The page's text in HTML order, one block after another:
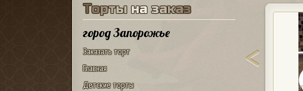
Торты на заказ
город Запорожье
Заказать торт
Главная
Детские торты